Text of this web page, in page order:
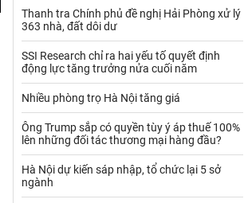
Khí đốt
Kim loại khác Mắc ca
Muối Ngũ cốc
Nhựa - Hạt nhựa
Palladium Phân bón
Thanh tra Chính phủ đề nghị Hải Phòng xử lý
363 nhà, đất dôi dư
SSI Research chỉ ra hai yếu tố quyết định
động lực tăng trưởng nửa cuối năm
Nhiều phòng trọ Hà Nội tăng giá
Ông Trump sắp có quyền tùy ý áp thuế 100%
lên những đối tác thương mại hàng đầu?
Hà Nội dự kiến sáp nhập, tổ chức lại 5 sở
ngành